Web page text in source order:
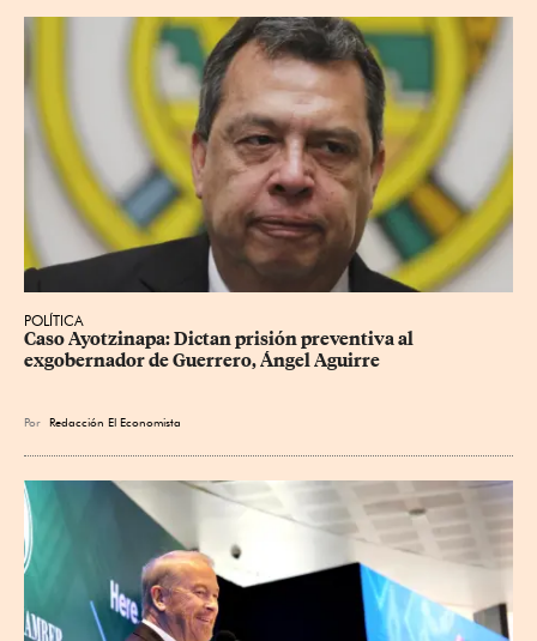
POLÍTICA
Caso Ayotzinapa: Dictan prisión preventiva al
exgobernador de Guerrero, Ángel Aguirre
Por Redacción El Economista